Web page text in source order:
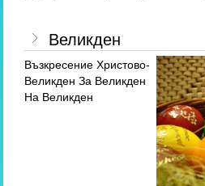
Великден
Възкресение Христово-
Великден За Великден
На Великден